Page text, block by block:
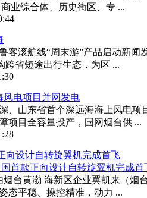
业综合体、历史街区、专 ...
客滚航线“周末游”产品启动新
跨省短途出行生态，为区 ...
风电项目并网发电
、山东省首个深远海海上风电
项目全容量投产，国网烟台供 ...
向设计自转旋翼机完成首飞
烟台黄渤 海新区企业翼凯来（烟
态平稳、操控精准，动力 ...